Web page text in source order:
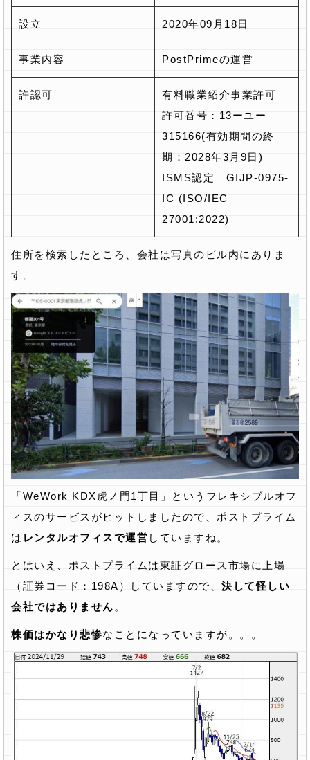
設立 2020年09月18日
事業内容 PostPrimeの運営
許認可
有料職業紹介事業許可
許可番号：13ーユー
315166(有効期間の終
期：2028年3月9日)
ISMS認定 GIJP-0975-
IC (ISO/IEC
27001:2022)
住所を検索したところ、会社は写真のビル内にありま
す。
「WeWork KDX虎ノ門1丁目」というフレキシブルオフ
ィスのサービスがヒットしましたので、ポストプライム
は レンタルオフィスで運営 していますね。
とはいえ、ポストプライムは東証グロース市場に上場
（証券コード：198A）していますので、 決して怪しい
会社ではありません 。
株価はかなり悲惨なことになっていますが。。。